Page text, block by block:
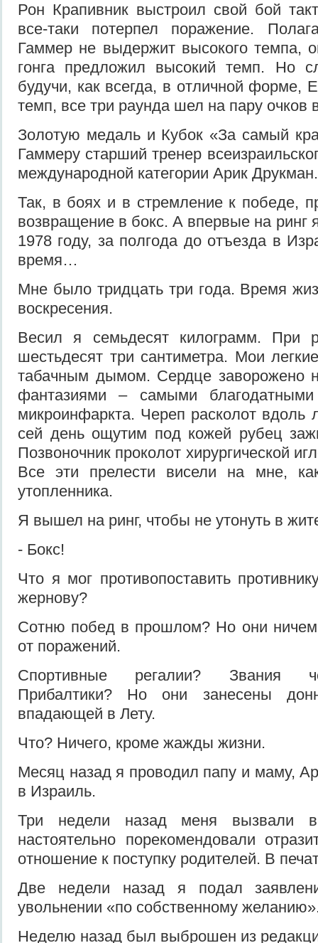
Рон Крапивник выстроил свой бой
все-таки потерпел поражение.
Гаммер не выдержит высокого темпа,
гонга предложил высокий темп. Но
будучи, как всегда, в отличной
темп, все три раунда шел на пару очков
Золотую медаль и Кубок «За самый
Гаммеру старший тренер
международной категории Арик Друкман.
Так, в боях и в стремление к победе,
возвращение в бокс. А впервые на ринг
1978 году, за полгода до отъезда в
время…
Мне было тридцать три года. Время
воскресения.
Весил я семьдесят килограмм. При
шестьдесят три сантиметра. Мои
табачным дымом. Сердце заворожено
фантазиями – самыми
микроинфаркта. Череп расколот вдоль
сей день ощутим под кожей рубец
Позвоночник проколот хирургической
Все эти прелести висели на мне,
утопленника.
Я вышел на ринг, чтобы не утонуть в
- Бокс!
Что я мог противопоставить
жернову?
Сотню побед в прошлом? Но они ничем
от поражений.
Спортивные регалии? Звания
Прибалтики? Но они занесены
впадающей в Лету.
Что? Ничего, кроме жажды жизни.
Месяц назад я проводил папу и маму,
в Израиль.
Три недели назад меня вызвали
настоятельно порекомендовали
отношение к поступку родителей. В
Две недели назад я подал
увольнении «по собственному
Неделю назад был выброшен из